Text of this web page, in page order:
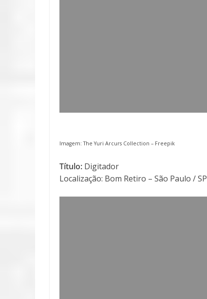
Imagem: The Yuri Arcurs Collection – Freepik
Título: Digitador
Localização: Bom Retiro – São Paulo / SP